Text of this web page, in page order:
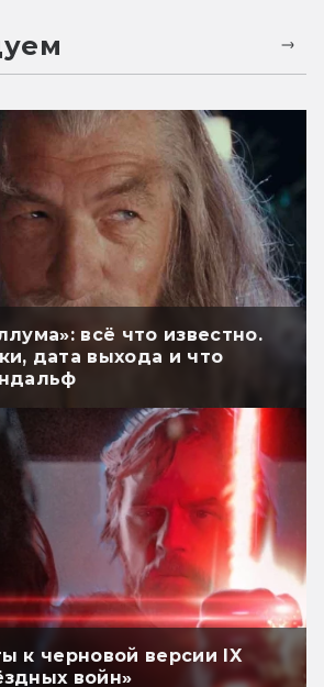
всё что известно.
дата выхода и что
к черновой версии IX
войн»